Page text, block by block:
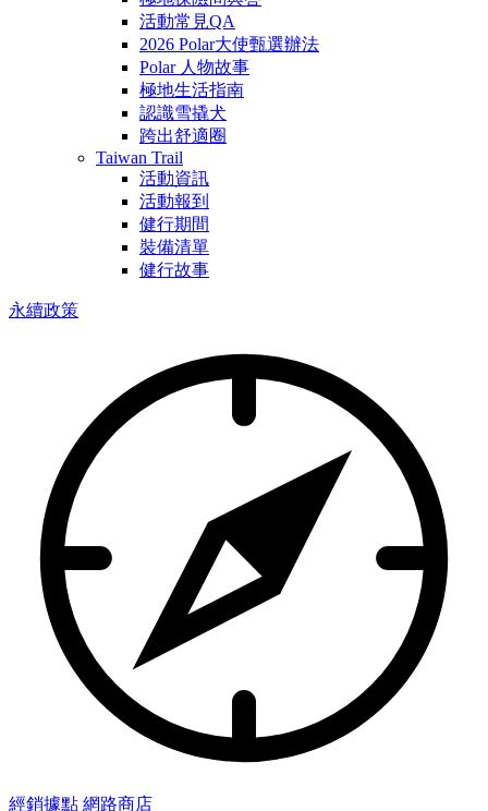
活動常見QA
2026 Polar大使甄選辦法
Polar 人物故事
極地生活指南
認識雪撬犬
跨出舒適圈
Taiwan Trail
活動資訊
活動報到
健行期間
裝備清單
健行故事
永續政策
經銷據點 網路商店